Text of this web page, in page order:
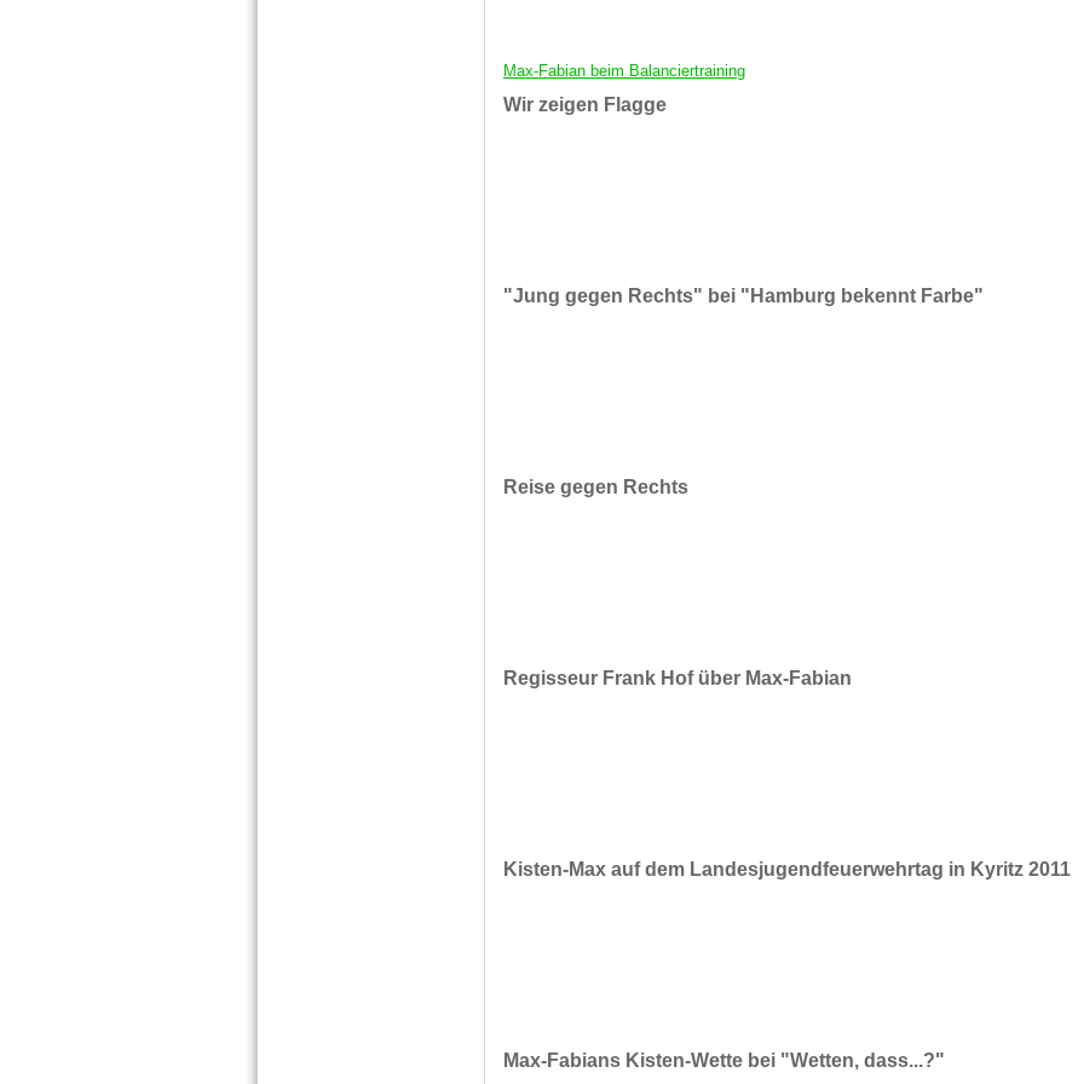
Max-Fabian beim Balanciertraining
Wir zeigen Flagge
"Jung gegen Rechts" bei "Hamburg bekennt Farbe"
Reise gegen Rechts
Regisseur Frank Hof über Max-Fabian
Kisten-Max auf dem Landesjugendfeuerwehrtag in Kyritz 2011
Max-Fabians Kisten-Wette bei "Wetten, dass...?"